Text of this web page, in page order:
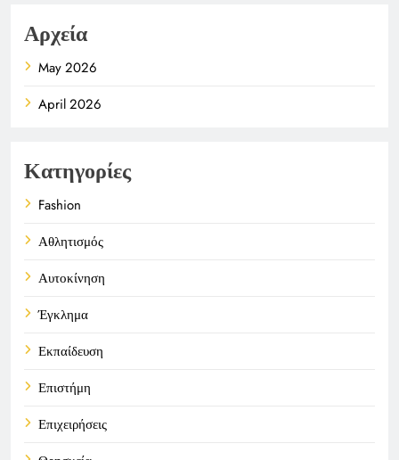
Αρχεία
May 2026
April 2026
Κατηγορίες
Fashion
Αθλητισμός
Αυτοκίνηση
Έγκλημα
Εκπαίδευση
Επιστήμη
Επιχειρήσεις